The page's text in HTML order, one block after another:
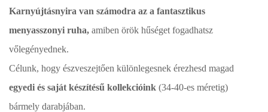
Karnyújtásnyira van számodra az a fantasztikus
menyasszonyi ruha, amiben örök hűséget fogadhatsz
vőlegényednek.
Célunk, hogy észveszejtően különlegesnek érezhesd magad
egyedi és saját készítésű kollekcióink (34-40-es méretig)
bármely darabjában.